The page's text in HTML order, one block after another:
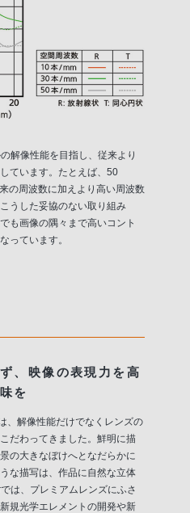
解像性能を目指し、従来より
ています。たとえば、50
の周波数に加えより高い周波数
うした妥協のない取り組み
も画像の隅々まで高いコント
っています。
、映像の表現力を高
を
、解像性能だけでなくレンズの
だわってきました。鮮明に描
の大きなぼけへとなだらかに
な描写は、作品に自然な立体
は、プレミアムレンズにふさ
規光学エレメントの開発や新